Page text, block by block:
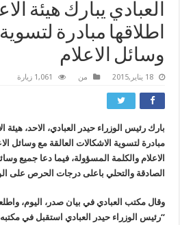
العبادي يبارك هيئة
اطلاقها مبادرة
وسائل الاعلام
18 يناير,2015 من 1,061 زيارة
بارك رئيس الوزراء حيدر العبادي، الاحد، هيئة
مبادرة لتسوية الاشكالات العالقة مع وسائل
الاعلام والكلمة المسؤولة، فيما دعا جميع
الصادقة والتحلي باعلى درجات الحرص على
وقال مكتب العبادي في بيان صدر، اليوم،
“رئيس الوزراء حيدر العبادي استقبل في